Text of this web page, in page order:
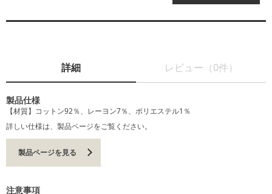
詳細 レビュー（0件）
製品仕様
【材質】コットン92％、レーヨン7％、ポリエステル1％
詳しい仕様は、製品ページをご覧ください。
製品ページを見る
注意事項